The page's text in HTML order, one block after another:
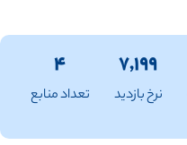
۷,۱۹۹
نرخ بازدید
۴
تعداد منابع